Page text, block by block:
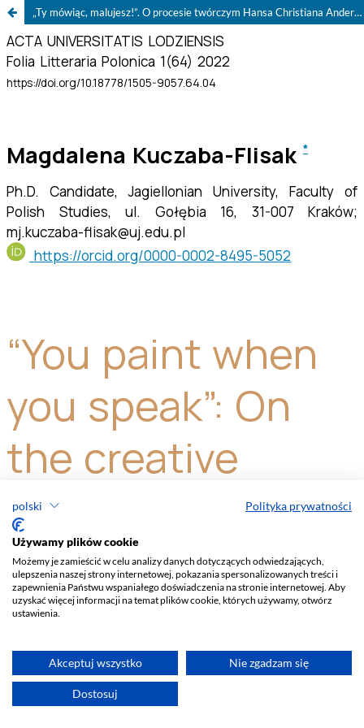
polski Polityka prywatności
Używamy plików cookie
Możemy je zamieścić w celu analizy danych dotyczących odwiedzających,
ulepszenia naszej strony internetowej, pokazania spersonalizowanych treści i
zapewnienia Państwu wspaniałego doświadczenia na stronie internetowej. Aby
uzyskać więcej informacji na temat plików cookie, których używamy, otwórz
ustawienia.
Akceptuj wszystko Nie zgadzam się
Dostosuj
„Ty mówiąc, malujesz!”. O procesie twórczym Hansa Christiana Andersena